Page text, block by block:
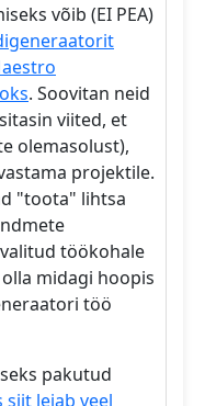
võib (EI PEA)
. Soovitan neid
viited, et
olemasolust),
projektile.
"toota" lihtsa
töökohale
midagi hoopis
töö
pakutud
siit leiab veel